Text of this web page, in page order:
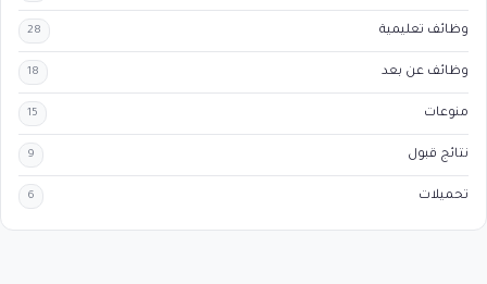
وظائف تعليمية 28
وظائف عن بعد 18
منوعات 15
نتائج قبول 9
تحميلات 6